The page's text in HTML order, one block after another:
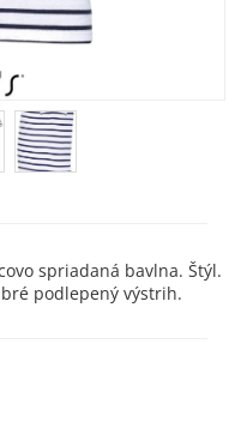
spriadaná bavlna. Štýl.
podlepený výstrih.